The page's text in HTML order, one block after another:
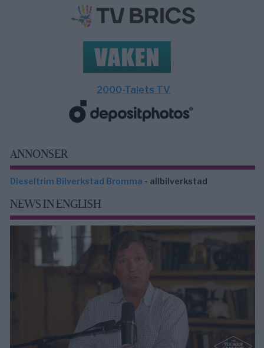
2000-Talets TV
ANNONSER
Dieseltrim Bilverkstad Bromma - allbilverkstad
NEWS IN ENGLISH